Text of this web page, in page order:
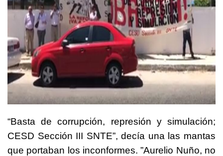
“Basta de corrupción, represión y simulación;
CESD Sección III SNTE”, decía una las mantas
que portaban los inconformes. ”Aurelio Nuño, no